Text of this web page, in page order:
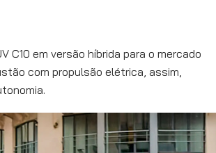
C10 em versão híbrida para o mercado
com propulsão elétrica, assim,